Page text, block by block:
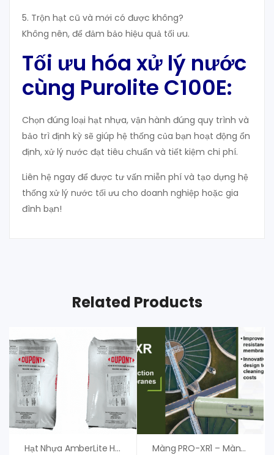
5. Trộn hạt cũ và mới có được không?
Không nên, để đảm bảo hiệu quả tối ưu.
Tối ưu hóa xử lý nước
cùng Purolite C100E:
Chọn đúng loại hạt nhựa, vận hành đúng quy trình và
bảo trì định kỳ sẽ giúp hệ thống của bạn hoạt động ổn
định, xử lý nước đạt tiêu chuẩn và tiết kiệm chi phí.
Liên hệ ngay để được tư vấn miễn phí và tạo dựng hệ
thống xử lý nước tối ưu cho doanh nghiệp hoặc gia
đình bạn!
Related Products
Hạt Nhựa AmberLite HPR1200 H – Chính Hãng Màng PRO-XR1 – Màng RO Nitto Denko Hydranautics